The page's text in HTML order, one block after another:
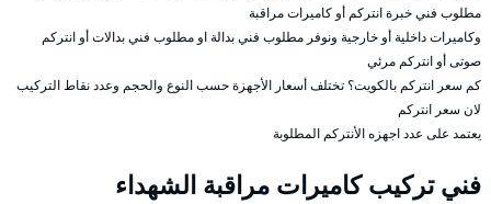
مطلوب فني خبرة انتركم أو كاميرات مراقبة
وكاميرات داخلية أو خارجية ونوفر مطلوب فني بدالة او مطلوب فني بدالات أو انتركم
صوتى أو انتركم مرئي
كم سعر انتركم بالكويت؟ تختلف أسعار الأجهزة حسب النوع والحجم وعدد نقاط التركيب
لان سعر انتركم
يعتمد على عدد اجهزه الأنتركم المطلوبة
فني تركيب كاميرات مراقبة الشهداء